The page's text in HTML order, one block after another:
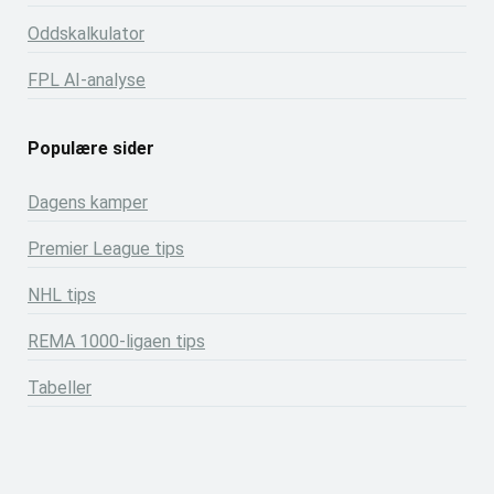
Oddskalkulator
FPL AI-analyse
Populære sider
Dagens kamper
Premier League tips
NHL tips
REMA 1000-ligaen tips
Tabeller